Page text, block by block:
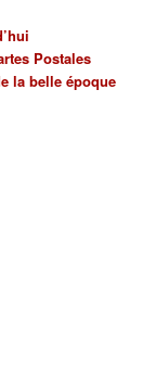
Postales
la belle époque